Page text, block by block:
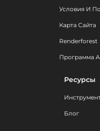
Условия И
Карта Сайта
Renderforest
Программа
Ресурсы
Блог